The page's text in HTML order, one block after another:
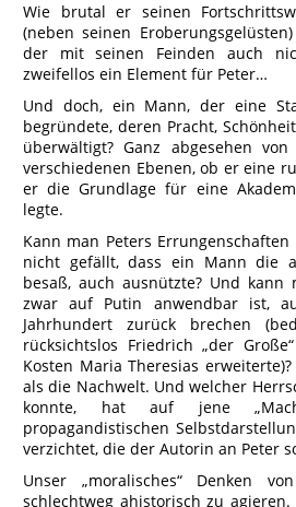
Wie brutal er seinen
(neben seinen
der mit seinen Feinden auch
zweifellos ein Element für Peter…
Und doch, ein Mann, der eine
begründete, deren Pracht,
überwältigt? Ganz abgesehen
verschiedenen Ebenen, ob er eine
er die Grundlage für eine
legte.
Kann man Peters
nicht gefällt, dass ein Mann die
besaß, auch ausnützte? Und
zwar auf Putin anwendbar ist,
Jahrhundert zurück brechen
rücksichtslos Friedrich „der
Kosten Maria Theresias
als die Nachwelt. Und welcher
konnte, hat auf jene
propagandistischen
verzichtet, die der Autorin an Peter
Unser „moralisches“ Denken
schlechtweg ahistorisch zu